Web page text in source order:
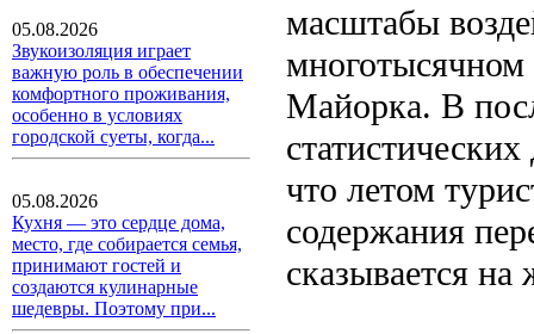
05.08.2026
Звукоизоляция играет
важную роль в обеспечении
комфортного проживания,
особенно в условиях
городской суеты, когда...
05.08.2026
Кухня — это сердце дома,
место, где собирается семья,
принимают гостей и
создаются кулинарные
шедевры. Поэтому при...
масштабы
многотысячном
Майорка. В
что летом
содержания
сказывается